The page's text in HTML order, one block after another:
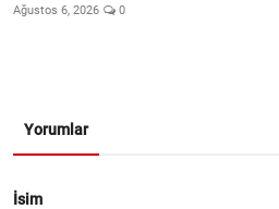
Ağustos 6, 2026 0
Yorumlar
İsim